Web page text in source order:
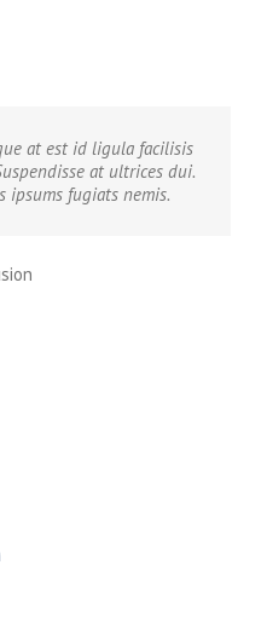
at est id ligula facilisis
at ultrices dui.
ipsums fugiats nemis.